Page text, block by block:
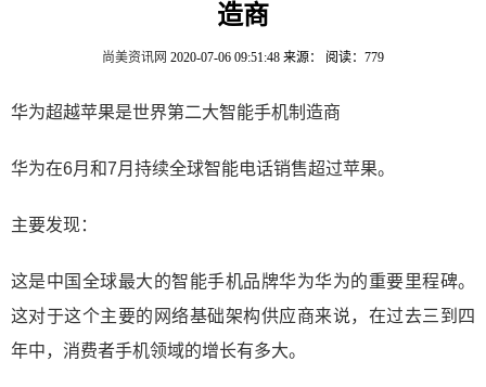
造商
尚美资讯网 2020-07-06 09:51:48 来源： 阅读：779
华为超越苹果是世界第二大智能手机制造商
华为在6月和7月持续全球智能电话销售超过苹果。
主要发现：
这是中国全球最大的智能手机品牌华为华为的重要里程碑。
这对于这个主要的网络基础架构供应商来说，在过去三到四
年中，消费者手机领域的增长有多大。